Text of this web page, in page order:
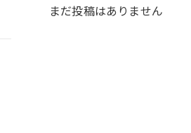
まだ投稿はありません